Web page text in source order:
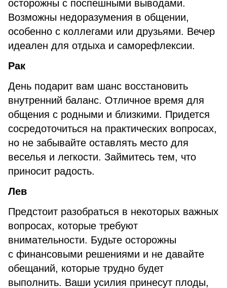
осторожны с поспешными выводами.
Возможны недоразумения в общении,
особенно с коллегами или друзьями. Вечер
идеален для отдыха и саморефлексии.
Рак
День подарит вам шанс восстановить
внутренний баланс. Отличное время для
общения с родными и близкими. Придется
сосредоточиться на практических вопросах,
но не забывайте оставлять место для
веселья и легкости. Займитесь тем, что
приносит радость.
Лев
Предстоит разобраться в некоторых важных
вопросах, которые требуют
внимательности. Будьте осторожны
с финансовыми решениями и не давайте
обещаний, которые трудно будет
выполнить. Ваши усилия принесут плоды,